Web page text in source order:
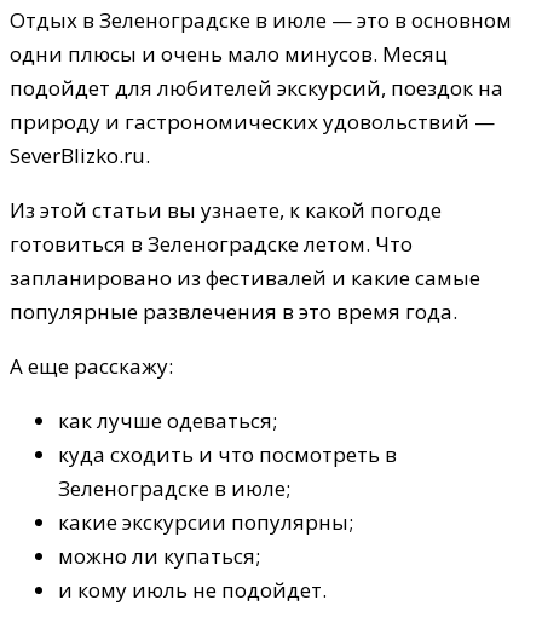
Отдых в Зеленоградске в июле — это в основном
одни плюсы и очень мало минусов. Месяц
подойдет для любителей экскурсий, поездок на
природу и гастрономических удовольствий —
SeverBlizko.ru.
Из этой статьи вы узнаете, к какой погоде
готовиться в Зеленоградске летом. Что
запланировано из фестивалей и какие самые
популярные развлечения в это время года.
А еще расскажу:
как лучше одеваться;
куда сходить и что посмотреть в
Зеленоградске в июле;
какие экскурсии популярны;
можно ли купаться;
и кому июль не подойдет.